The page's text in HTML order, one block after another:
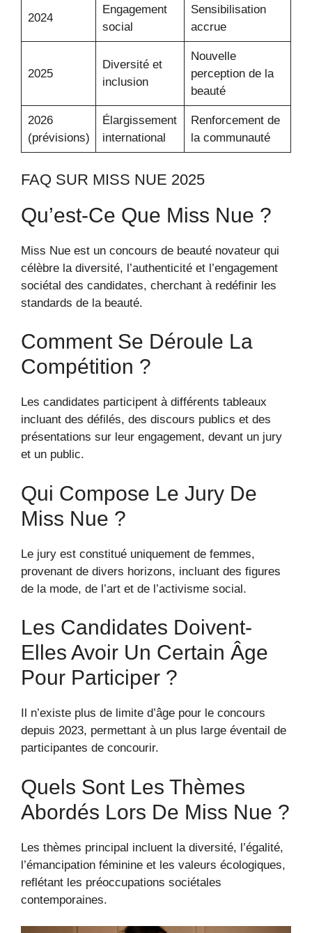
2024
Engagement
social
Sensibilisation
accrue
2025
Diversité et
inclusion
Nouvelle
perception de la
beauté
2026
(prévisions)
Élargissement
international
Renforcement de
la communauté
FAQ SUR MISS NUE 2025
Qu’est-Ce Que Miss Nue ?
Miss Nue est un concours de beauté novateur qui
célèbre la diversité, l’authenticité et l’engagement
sociétal des candidates, cherchant à redéfinir les
standards de la beauté.
Comment Se Déroule La
Compétition ?
Les candidates participent à différents tableaux
incluant des défilés, des discours publics et des
présentations sur leur engagement, devant un jury
et un public.
Qui Compose Le Jury De
Miss Nue ?
Le jury est constitué uniquement de femmes,
provenant de divers horizons, incluant des figures
de la mode, de l’art et de l’activisme social.
Les Candidates Doivent-
Elles Avoir Un Certain Âge
Pour Participer ?
Il n’existe plus de limite d’âge pour le concours
depuis 2023, permettant à un plus large éventail de
participantes de concourir.
Quels Sont Les Thèmes
Abordés Lors De Miss Nue ?
Les thèmes principal incluent la diversité, l’égalité,
l’émancipation féminine et les valeurs écologiques,
reflétant les préoccupations sociétales
contemporaines.